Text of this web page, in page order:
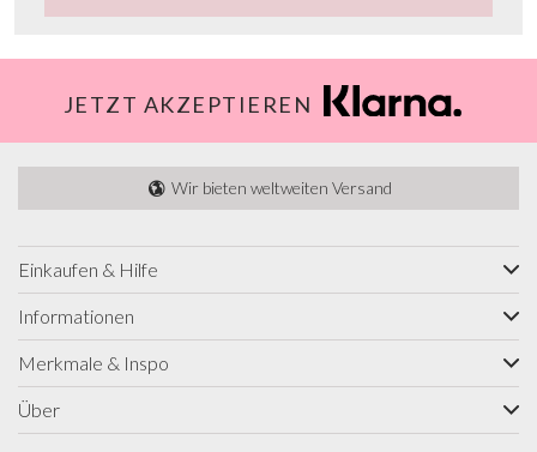
JETZT AKZEPTIEREN
Wir bieten weltweiten Versand
Einkaufen & Hilfe
Informationen
Merkmale & Inspo
Über